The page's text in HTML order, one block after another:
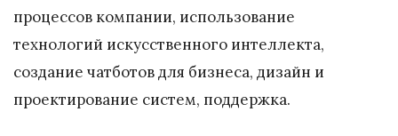
процессов компании, использование
технологий искусственного интеллекта,
создание чатботов для бизнеса, дизайн и
проектирование систем, поддержка.